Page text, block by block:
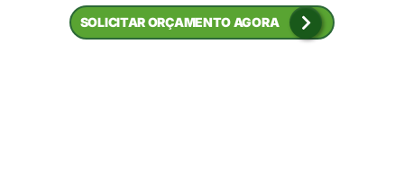
SOLICITAR ORÇAMENTO AGORA